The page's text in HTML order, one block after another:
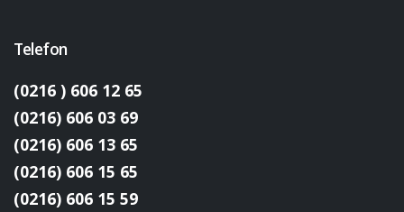
Telefon
(0216 ) 606 12 65
(0216) 606 03 69
(0216) 606 13 65
(0216) 606 15 65
(0216) 606 15 59